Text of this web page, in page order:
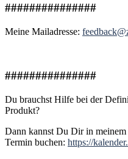
###############
Meine Mailadresse:
###############
Du brauchst Hilfe bei der
Produkt?
Dann kannst Du Dir in
Termin buchen: https://